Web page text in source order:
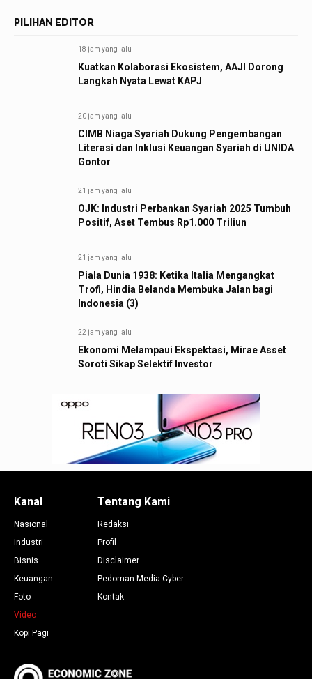
PILIHAN EDITOR
18 jam yang lalu
Kuatkan Kolaborasi Ekosistem, AAJI Dorong
Langkah Nyata Lewat KAPJ
20 jam yang lalu
CIMB Niaga Syariah Dukung Pengembangan
Literasi dan Inklusi Keuangan Syariah di UNIDA
Gontor
21 jam yang lalu
OJK: Industri Perbankan Syariah 2025 Tumbuh
Positif, Aset Tembus Rp1.000 Triliun
21 jam yang lalu
Piala Dunia 1938: Ketika Italia Mengangkat
Trofi, Hindia Belanda Membuka Jalan bagi
Indonesia (3)
22 jam yang lalu
Ekonomi Melampaui Ekspektasi, Mirae Asset
Soroti Sikap Selektif Investor
Kanal
Nasional
Industri
Bisnis
Keuangan
Foto
Video
Kopi Pagi
Tentang Kami
Redaksi
Profil
Disclaimer
Pedoman Media Cyber
Kontak